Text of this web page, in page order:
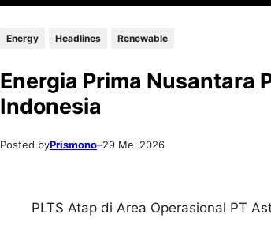
Energy Headlines Renewable
Energia Prima Nusantara
Indonesia
Posted byPrismono–29 Mei 2026
PLTS Atap di Area Operasional PT